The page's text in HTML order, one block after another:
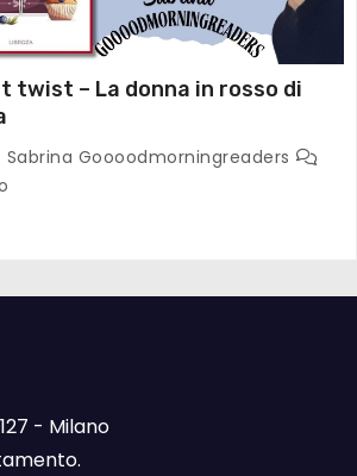
twist – La donna in rosso di
Sabrina Goooodmorningreaders
- Milano